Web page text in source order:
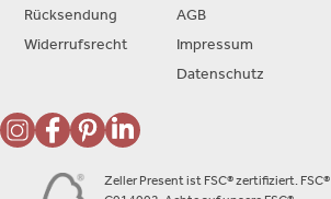
Zeller Present ist FSC® zertifiziert. FSC®
Rücksendung
Widerrufsrecht
AGB
Impressum
Datenschutz